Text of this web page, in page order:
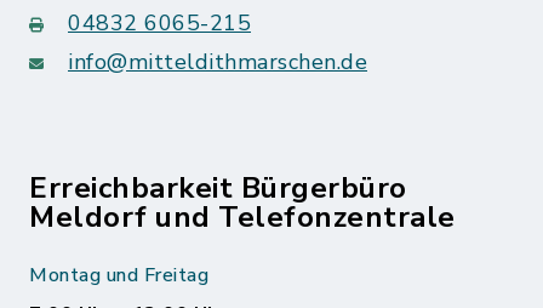
04832 6065-215
info@mitteldithmarschen.de
Erreichbarkeit Bürgerbüro
Meldorf und Telefonzentrale
Montag und Freitag